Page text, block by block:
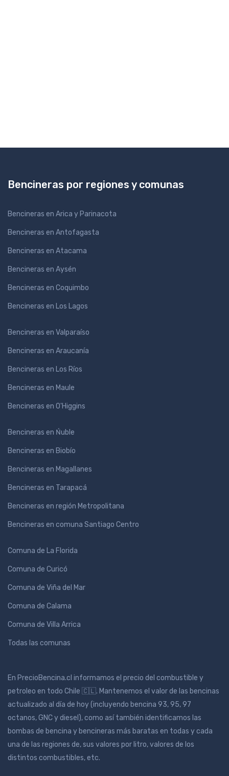
Bencineras por regiones y comunas
Bencineras en Arica y Parinacota
Bencineras en Antofagasta
Bencineras en Atacama
Bencineras en Aysén
Bencineras en Coquimbo
Bencineras en Los Lagos
Bencineras en Valparaíso
Bencineras en Araucanía
Bencineras en Los Ríos
Bencineras en Maule
Bencineras en O'Higgins
Bencineras en Ńuble
Bencineras en Biobío
Bencineras en Magallanes
Bencineras en Tarapacá
Bencineras en región Metropolitana
Bencineras en comuna Santiago Centro
Comuna de La Florida
Comuna de Curicó
Comuna de Viña del Mar
Comuna de Calama
Comuna de Villa Arrica
Todas las comunas
En PrecioBencina.cl informamos el precio del combustible y
petroleo en todo Chile 🇨🇱. Mantenemos el valor de las bencinas
actualizado al día de hoy (incluyendo bencina 93, 95, 97
octanos, GNC y diesel), como así también identificamos las
bombas de bencina y bencineras más baratas en todas y cada
una de las regiones de, sus valores por litro, valores de los
distintos combustibles, etc.